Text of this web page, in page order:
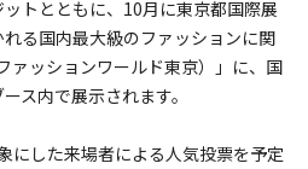
トとともに、10月に東京都国際展
る国内最大級のファッションに関
ァッションワールド東京）」に、国
ス内で展示されます。
にした来場者による人気投票を予定